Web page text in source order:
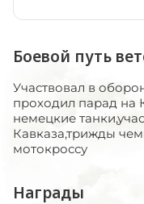
Боевой путь
Участвовал в
проходил парад на
немецкие
Кавказа,трижды
мотокроссу
Награды